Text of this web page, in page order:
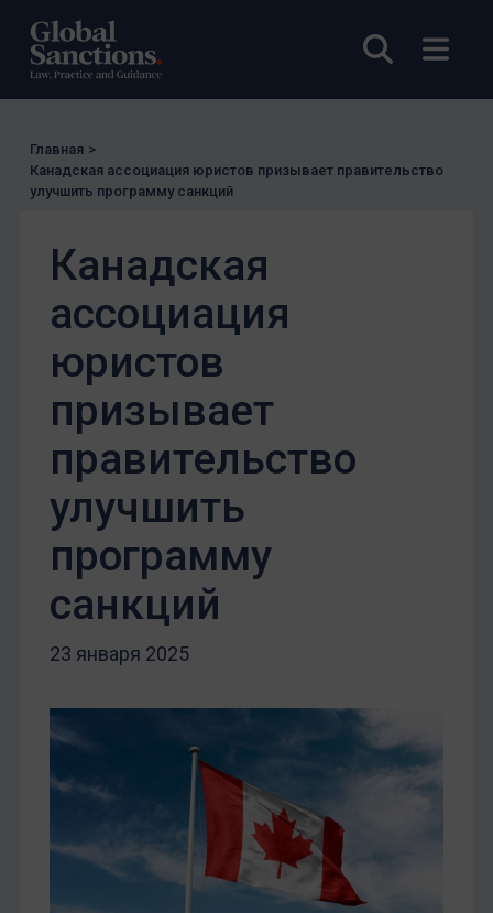
Главная >
Канадская ассоциация юристов призывает правительство
улучшить программу санкций
Канадская
ассоциация
юристов
призывает
правительство
улучшить
программу
санкций
23 января 2025